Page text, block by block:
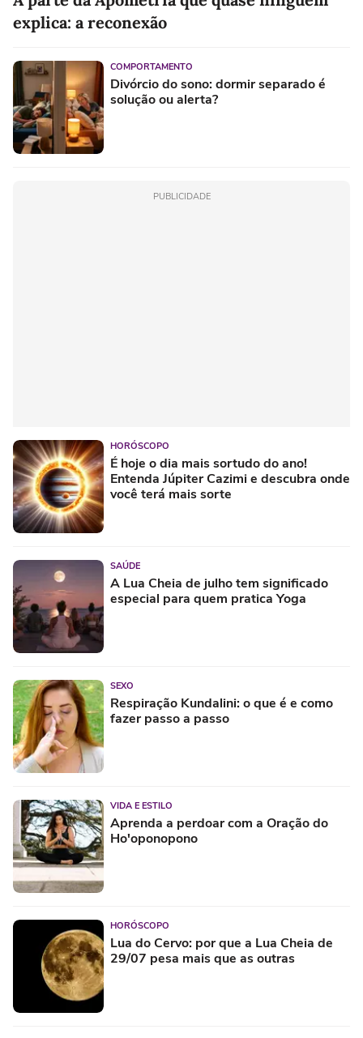
explica: a reconexão
COMPORTAMENTO
Divórcio do sono: dormir separado é
solução ou alerta?
PUBLICIDADE
HORÓSCOPO
É hoje o dia mais sortudo do ano!
Entenda Júpiter Cazimi e descubra onde
você terá mais sorte
SAÚDE
A Lua Cheia de julho tem significado
especial para quem pratica Yoga
SEXO
Respiração Kundalini: o que é e como
fazer passo a passo
VIDA E ESTILO
Aprenda a perdoar com a Oração do
Ho'oponopono
HORÓSCOPO
Lua do Cervo: por que a Lua Cheia de
29/07 pesa mais que as outras